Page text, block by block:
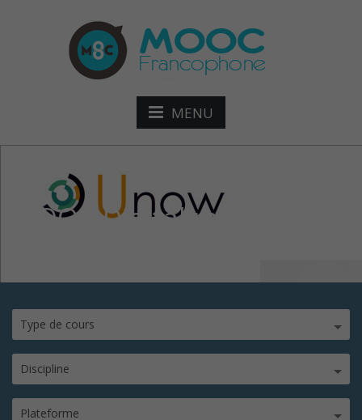
MENU
MOOC Digital marketing
Type de cours
Discipline
Plateforme